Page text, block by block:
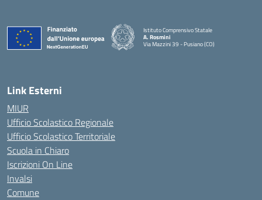
Istituto Comprensivo Statale
A. Rosmini
Via Mazzini 39 - Pusiano (CO)
Link Esterni
MIUR
Ufficio Scolastico Regionale
Ufficio Scolastico Territoriale
Scuola in Chiaro
Iscrizioni On Line
Invalsi
Comune